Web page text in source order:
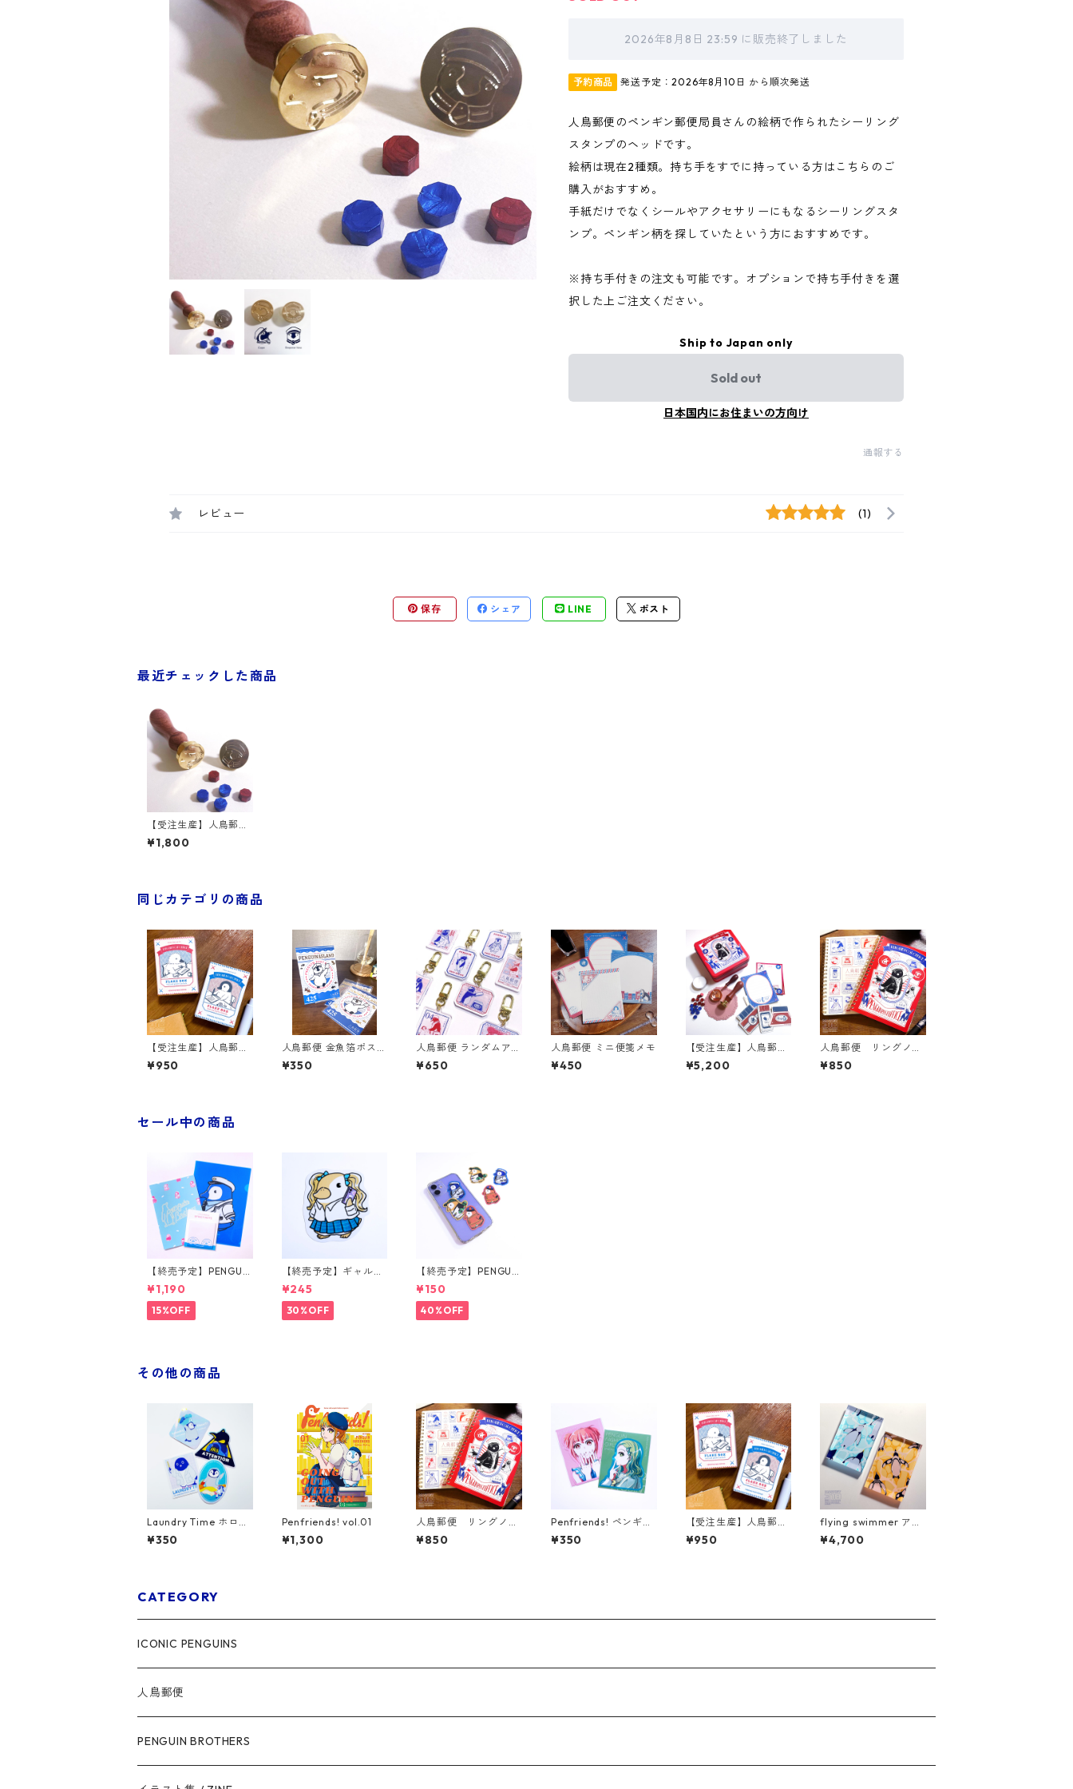
2026年8月8日 23:59 に販売終了しました
予約商品 発送予定：2026年8月10日 から順次発送
人鳥郵便のペンギン郵便局員さんの絵柄で作られたシーリング
スタンプのヘッドです。
絵柄は現在2種類。持ち手をすでに持っている方はこちらのご
購入がおすすめ。
手紙だけでなくシールやアクセサリーにもなるシーリングスタ
ンプ。ペンギン柄を探していたという方におすすめです。
※持ち手付きの注文も可能です。オプションで持ち手付きを選
択した上ご注文ください。
Ship to Japan only
Sold out
日本国内にお住まいの方向け
通報する
レビュー (1)
保存 シェア LINE ポスト
最近チェックした商品
【受注生産】人鳥郵便
シーリングスタンプ
ヘッドのみ
¥1,800
同じカテゴリの商品
【受注生産】人鳥郵
便 フレークボックス
¥950
人鳥郵便 金魚箔ポスト
カード
¥350
人鳥郵便 ランダムアク
リルキーホルダー
¥650
人鳥郵便 ミニ便箋メモ
¥450
【受注生産】人鳥郵便
シーリングスタンプセ
ット
¥5,200
人鳥郵便 リングノー
ト
¥850
セール中の商品
【終売予定】PENGUIN
BROTHERS ステーシ
ョナリーセット
¥1,190
15%OFF
【終売予定】ギャルペ
ンギンステッカー
¥245
30%OFF
【終売予定】PENGUIN
BROTHERS ミニステ
ッカー
¥150
40%OFF
その他の商品
Laundry Time ホログ
ラムステッカー
¥350
Penfriends! vol.01
¥1,300
人鳥郵便 リングノー
ト
¥850
Penfriends! ペンギン
アクセ×女の子ステッ
カー
¥350
【受注生産】人鳥郵
便 フレークボックス
¥950
flying swimmer アク
リルブロック
¥4,700
CATEGORY
ICONIC PENGUINS
人鳥郵便
PENGUIN BROTHERS